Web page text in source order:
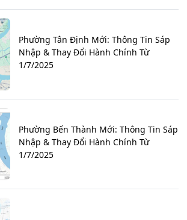
Phường Tân Định Mới: Thông Tin Sáp
Nhập & Thay Đổi Hành Chính Từ
1/7/2025
Phường Bến Thành Mới: Thông Tin Sáp
Nhập & Thay Đổi Hành Chính Từ
1/7/2025